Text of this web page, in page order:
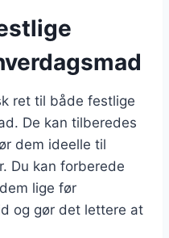
ret til både festlige
De kan tilberedes
dem ideelle til
Du kan forberede
lige før
og gør det lettere at